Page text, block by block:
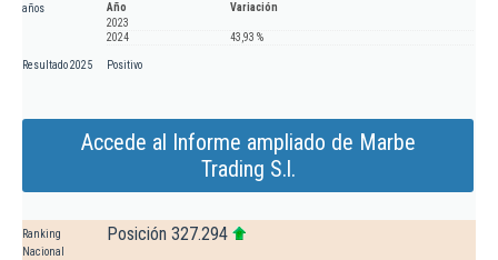
años
Año
Variación
2023
2024
43,93 %
Resultado 2025 Positivo
Accede al Informe ampliado de Marbe
Trading S.l.
Ranking
Nacional
Posición 327.294